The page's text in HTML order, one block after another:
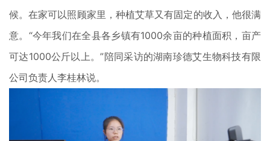
候。在家可以照顾家里，种植艾草又有固定的收入，他很满
意。“今年我们在全县各乡镇有1000余亩的种植面积，亩产
可达1000公斤以上。”陪同采访的湖南珍德艾生物科技有限
公司负责人李桂林说。